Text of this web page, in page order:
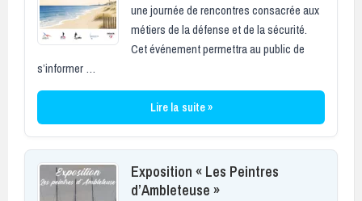
une journée de rencontres consacrée aux
métiers de la défense et de la sécurité.
Cet événement permettra au public de
s’informer …
Lire la suite »
Exposition « Les Peintres
d’Ambleteuse »